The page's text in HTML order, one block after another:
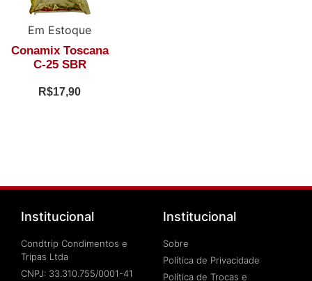
Em Estoque
Conamix Toscana
C-25 SBR
R$17,90
Institucional
Condtrip Condimentos e
Tripas Ltda
CNPJ: 33.310.755/0001-41
Institucional
Sobre
Política de Privacidade
Política de Trocas e